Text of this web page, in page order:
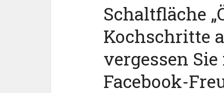
Schaltfläche
Kochschritte
vergessen
Facebook-